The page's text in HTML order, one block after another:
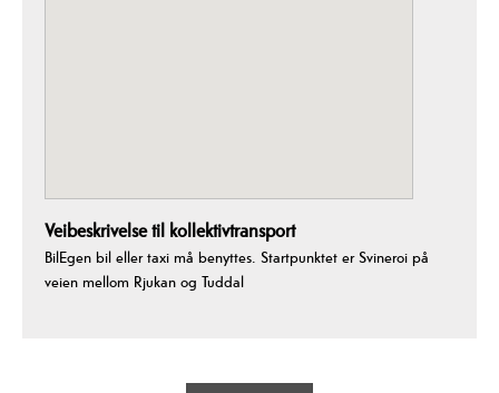
Veibeskrivelse til kollektivtransport
BilEgen bil eller taxi må benyttes. Startpunktet er Svineroi på
veien mellom Rjukan og Tuddal